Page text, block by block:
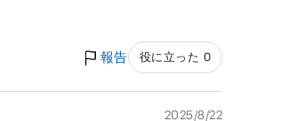
報告 役に立った 0
2025/8/22